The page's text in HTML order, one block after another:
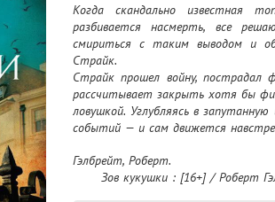
Когда скандально известная
разбивается насмерть, все
смириться с таким выводом и
Страйк.
Страйк прошел войну, пострадал
рассчитывает закрыть хотя бы
ловушкой. Углубляясь в
событий — и сам движется
благопристойного Мэйфера до
«Зов Кукушки» — незаурядный и
Гэлбрейт, Роберт.
Зов кукушки : [16+] / Роберт